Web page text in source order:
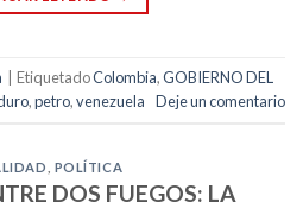
EtiquetadoColombia,GOBIERNO DEL
,petro,venezuela Deje un comentario
POLÍTICA
DOS FUEGOS: LA